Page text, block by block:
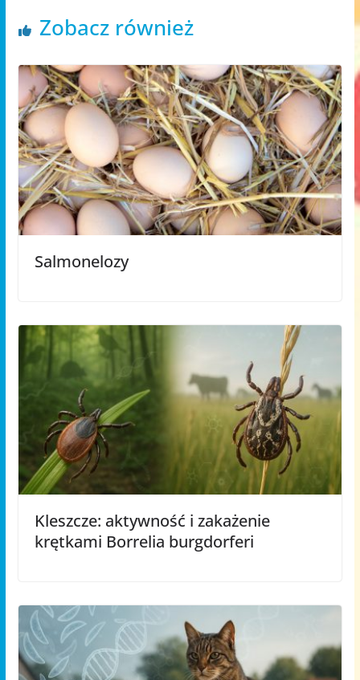
Zobacz również
Salmonelozy
Kleszcze: aktywność i zakażenie
krętkami Borrelia burgdorferi